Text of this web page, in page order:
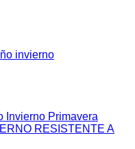
invierno
Invierno Primavera
RESISTENTE A